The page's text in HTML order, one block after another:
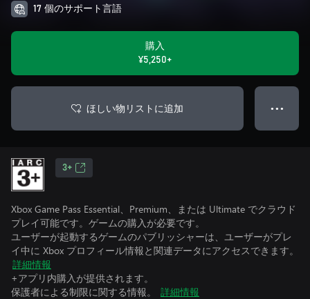
17 個のサポート言語
購入
¥5,250+
ほしい物リストに追加 ● ● ●
3+
Xbox Game Pass Essential、Premium、または Ultimate でクラウド
プレイ可能です。ゲームの購入が必要です。
ユーザーが起動するゲームのパブリッシャーは、ユーザーがプレ
イ中に Xbox プロフィール情報と関連データにアクセスできます。
詳細情報
+アプリ内購入が提供されます。
保護者による制限に関する情報。
詳細情報